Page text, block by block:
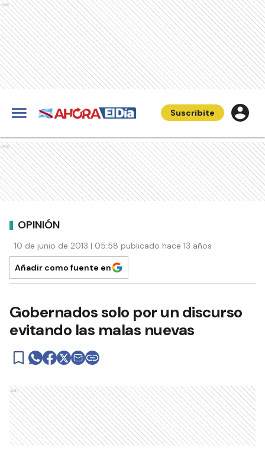
Ads
Suscribite
Ads
OPINIÓN
10 de junio de 2013 | 05:58 publicado hace 13 años
Añadir como fuente en
Gobernados solo por un discurso
evitando las malas nuevas
Ads